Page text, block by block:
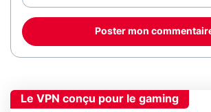
Poster mon
Le VPN conçu pour le gaming